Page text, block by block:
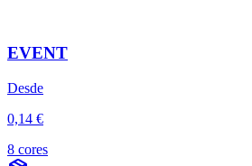
EVENT
Desde
0,14 €
8 cores